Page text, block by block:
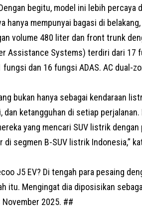
begitu, model ini lebih percaya
hanya mempunyai bagasi di
volume 480 liter dan front trunk
Assistance Systems) terdiri dari 17
fungsi dan 16 fungsi ADAS. AC dual-
bukan hanya sebagai kendaraan
dan ketangguhan di setiap
yang mencari SUV listrik
di segmen B-SUV listrik Indonesia,”
J5 EV? Di tengah para pesaing
itu. Mengingat dia diposisikan
2025. ##